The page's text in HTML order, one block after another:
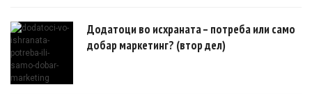
Додатоци во исхраната – потреба или само
добар маркетинг? (втор дел)